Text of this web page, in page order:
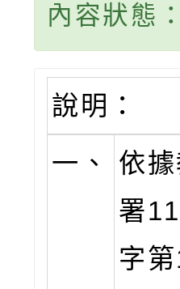
內容狀態
說明：
一、
依
署
字